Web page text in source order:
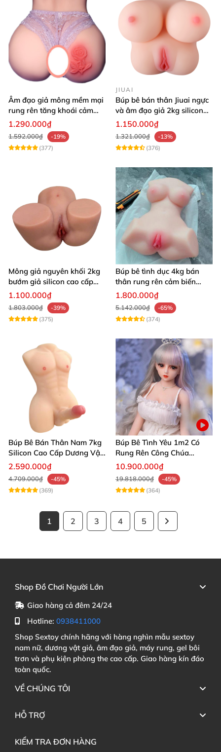
Âm đạo giả mông mềm mại
rung rên tăng khoái cảm
thủ dâm dễ dàng thoải mái
1.290.000₫
1.592.000₫
-19%
(377)
JIUAI
Búp bê bán thân Jiuai ngực
và âm đạo giả 2kg silicon
nguyên khối cao cấp
1.150.000₫
1.321.000₫
-13%
(376)
Mông giả nguyên khối 2kg
bướm giả silicon cao cấp
giá rẻ hotgirl Nhật Bản 18+
1.100.000₫
1.803.000₫
-39%
(375)
Búp bê tình dục 4kg bán
thân rung rên cảm biến
chân xoè hồng hào như
1.800.000₫
5.142.000₫
-65%
(374)
Búp Bê Bán Thân Nam 7kg
Silicon Cao Cấp Dương Vật
Giả Chân Thật Thiết Kế Cơ
Bắp Quyến Rũ
2.590.000₫
4.709.000₫
-45%
(369)
Búp Bê Tình Yêu 1m2 Có
Rung Rên Công Chúa
Anime Xinh Đẹp
10.900.000₫
19.818.000₫
-45%
(364)
1 2 3 4 5
Shop Đồ Chơi Người Lớn
Giao hàng cả đêm 24/24
Hotline: 0938411000
Shop Sextoy chính hãng với hàng nghìn mẫu sextoy
nam nữ, dương vật giả, âm đạo giả, máy rung, gel bôi
trơn và phụ kiện phòng the cao cấp. Giao hàng kín đáo
toàn quốc.
VỀ CHÚNG TÔI
HỖ TRỢ
KIỂM TRA ĐƠN HÀNG